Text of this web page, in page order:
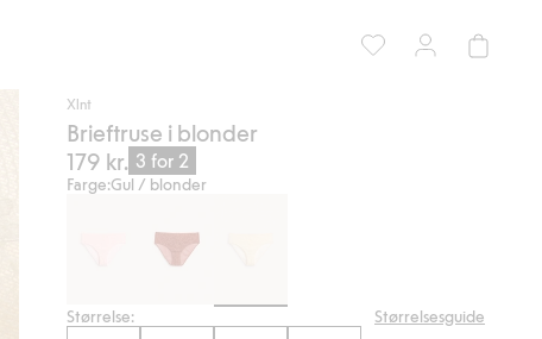
Xlnt
Brieftruse i blonder
179 kr. 3 for 2
Farge:Gul / blonder
Størrelse: Størrelsesguide